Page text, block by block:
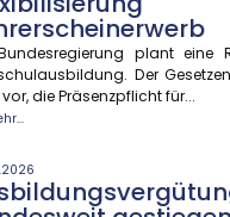
plant eine
Der
die Präsenzpflicht für...
zwischen
Geschlechtern
Euro und für F...